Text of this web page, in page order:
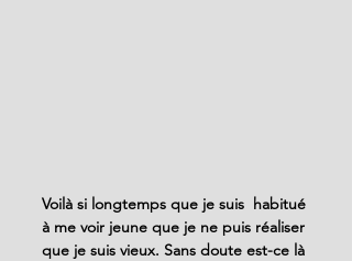
Voilà si longtemps que je suis  habitué
à me voir jeune que je ne puis réaliser
que je suis vieux. Sans doute est-ce là